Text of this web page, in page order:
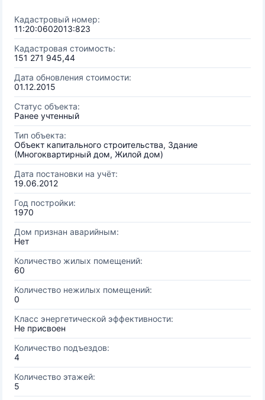
Кадастровый номер:
11:20:0602013:823
Кадастровая стоимость:
151 271 945,44
Дата обновления стоимости:
01.12.2015
Статус объекта:
Ранее учтенный
Тип объекта:
Объект капитального строительства, Здание
(Многоквартирный дом, Жилой дом)
Дата постановки на учёт:
19.06.2012
Год постройки:
1970
Дом признан аварийным:
Нет
Количество жилых помещений:
60
Количество нежилых помещений:
0
Класс энергетической эффективности:
Не присвоен
Количество подъездов:
4
Количество этажей:
5